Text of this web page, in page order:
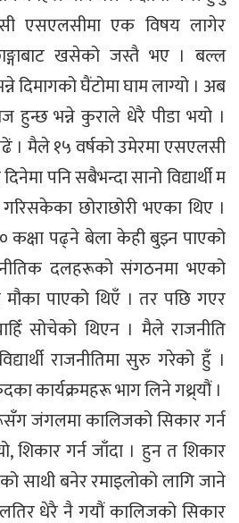
एसएलसीमा एक विषय लागेर
खसेको जस्तै भए । बल्ल
दिमागको घैंटोमा घाम लाग्यो । अब
भन्ने कुराले धेरै पीडा भयो ।
। मैले १५ वर्षको उमेरमा एसएलसी
पनि सबैभन्दा सानो विद्यार्थी म
छोराछोरी भएका थिए ।
कक्षा पढ्ने बेला केही बुझ्न पाएको
दलहरूको संगठनमा भएको
पाएको थिएँ । तर पछि गएर
सोचेको थिएन । मैले राजनीति
राजनीतिमा सुरु गरेको हुँ ।
कार्यक्रमहरू भाग लिने गथ्र्यौं ।
जंगलमा कालिजको सिकार गर्न
शिकार गर्न जाँदा । हुन त शिकार
साथी बनेर रमाइलोको लागि जाने
धेरै नै गयौं कालिजको सिकार